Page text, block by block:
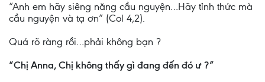
“Anh em hãy siêng năng cầu nguyện…Hãy tỉnh thức mà
cầu nguyện và tạ ơn” (Col 4,2).
Quá rõ ràng rồi…phải không bạn ?
“Chị Anna, Chị không thấy gì đang đến đó ư ?”